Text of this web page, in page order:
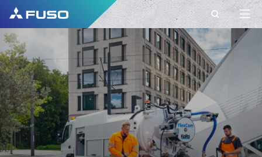
ΕΠΙΚΟΙΝΩΝΊΑ
ΣΤΟΙΧΕΙΑ
ΕΠΙΚΟΙΝΩΝΙΑΣ ΜΕ
ΤΗ FUSO EUROPE